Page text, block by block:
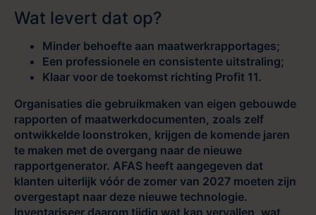
Wat levert dat op?
Minder behoefte aan maatwerkrapportages;
Een professionele en consistente uitstraling;
Klaar voor de toekomst richting Profit 11.
Organisaties die gebruikmaken van eigen gebouwde
rapporten of maatwerkdocumenten, zoals zelf
ontwikkelde loonstroken, krijgen de komende jaren
te maken met de overgang naar de nieuwe
rapportgenerator. AFAS heeft aangegeven dat
klanten uiterlijk vóór de zomer van 2027 moeten zijn
overgestapt naar deze nieuwe technologie.
Inventariseer daarom tijdig wat kan vervallen, wat